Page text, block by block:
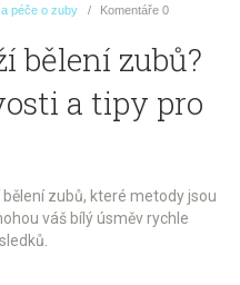
péče o zuby Komentáře 0
bělení zubů?
a tipy pro
zubů, které metody jsou
váš bílý úsměv rychle